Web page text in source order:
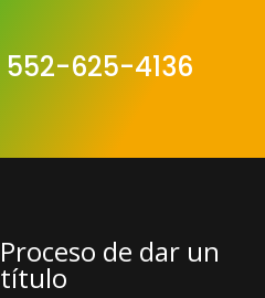
552-625-4136
Proceso de dar un
título